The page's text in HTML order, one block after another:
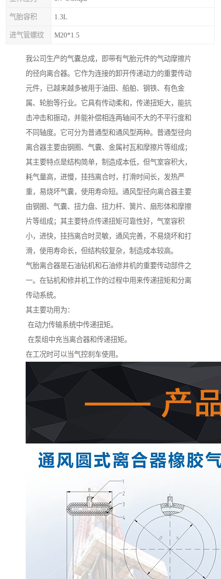
气胎容积 1.3L
进气管螺纹 M20*1.5
我公司生产的气囊总成，即带有气胎元件的气动摩擦片
的径向离合器。它作为连接的卸开传递动力的重要传动
元件，已越来越多被用于油田、船舶、钢铁、有色金
属、轮胎等行业。它具有传动柔和，传递扭矩大，能抗
击冲击和振动，并能补偿相连两轴间不大的不平行度和
不同轴度。它可分为普通型和通风型两种。普通型径向
离合器主要由钢圈、气囊、金属衬瓦和摩擦片等组成；
其主要特点是结构简单，制造成本低，但气室容积大，
耗气量高，进慢，挂挡离合时，打滑时间长，发热严
重，易烧坏气囊，使用寿命短。通风型径向离合器主要
由钢圈、气囊、扭力盘、扭力杆、簧片、扇形体和摩擦
片等组成；其主要特点传递扭矩可靠性好，气室容积
小，进快，挂挡离合时灵敏，通风完善，不易烧坏和打
滑，使用寿命长，但结构较复杂，制造成本较高。
气胎离合器是石油钻机和石油修井机的重要传动部件之
一。在钻机和修井机工作的过程中用来传递扭矩和分离
传动系统。
其主要功用为：
在动力传输系统中传递扭矩。
在泵组中充当离合器和传递扭矩。
在工况时可以当气控刹车使用。